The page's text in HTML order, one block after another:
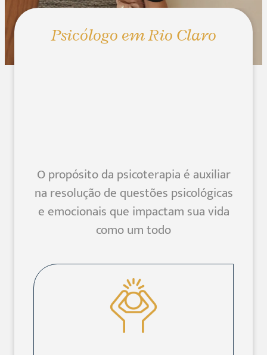
Psicólogo em Rio Claro
O propósito da psicoterapia é auxiliar
na resolução de questões psicológicas
e emocionais que impactam sua vida
como um todo